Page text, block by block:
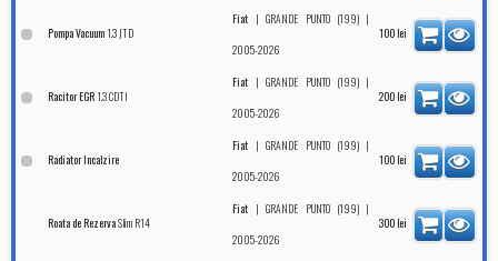
Pompa Vacuum 1.3 JTD
Fiat |GRANDE PUNTO (199) |
2005-2026
100 lei
Racitor EGR 1.3 CDTI
Fiat |GRANDE PUNTO (199) |
2005-2026
200 lei
Radiator Incalzire
Fiat |GRANDE PUNTO (199) |
2005-2026
100 lei
Roata de RezervaSlim R14
Fiat |GRANDE PUNTO (199) |
2005-2026
300 lei